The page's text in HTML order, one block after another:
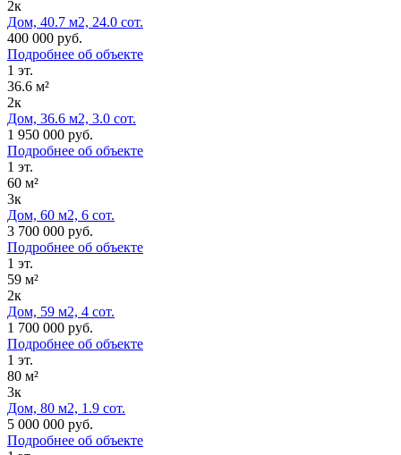
2к
Дом, 40.7 м2, 24.0 сот.
400 000 руб.
Подробнее об объекте
1 эт.
36.6 м²
2к
Дом, 36.6 м2, 3.0 сот.
1 950 000 руб.
Подробнее об объекте
1 эт.
60 м²
3к
Дом, 60 м2, 6 сот.
3 700 000 руб.
Подробнее об объекте
1 эт.
59 м²
2к
Дом, 59 м2, 4 сот.
1 700 000 руб.
Подробнее об объекте
1 эт.
80 м²
3к
Дом, 80 м2, 1.9 сот.
5 000 000 руб.
Подробнее об объекте